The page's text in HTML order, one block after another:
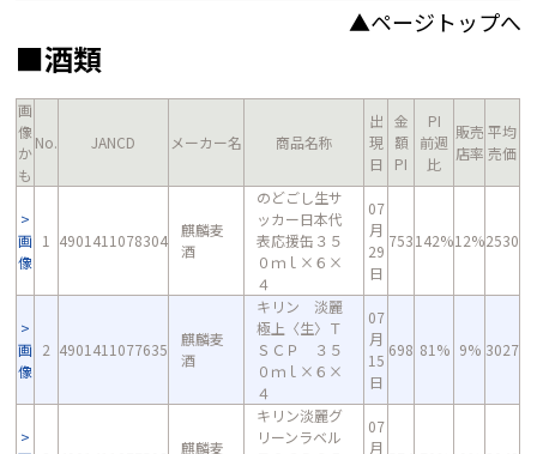
▲ページトップへ
■酒類
画
像
か
も
No. JANCD メーカー名 商品名称
出
現
日
金
額
PI
PI
前週
比
販売
店率
平均
売価
画
像
1 4901411078304
麒麟麦
酒
のどごし生サ
ッカー日本代
表応援缶３５
０ｍｌ×６×
４
07
月
29
日
753142%12%2530
画
像
2 4901411077635
麒麟麦
酒
キリン 淡麗
極上〈生〉Ｔ
ＳＣＰ ３５
０ｍｌ×６×
４
07
月
15
日
698 81% 9% 3027
麒麟麦
キリン淡麗グ
リーンラベル
07
月